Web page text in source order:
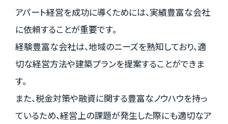
アパート経営を成功に導くためには、実績豊富な会社
に依頼することが重要です。
経験豊富な会社は、地域のニーズを熟知しており、適
切な経営方法や建築プランを提案することができま
す。
また、税金対策や融資に関する豊富なノウハウを持っ
ているため、経営上の課題が発生した際にも適切なア